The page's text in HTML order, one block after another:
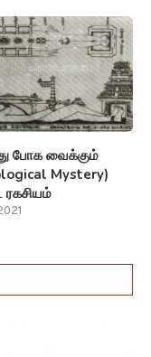
போக வைக்கும்
Mystery)